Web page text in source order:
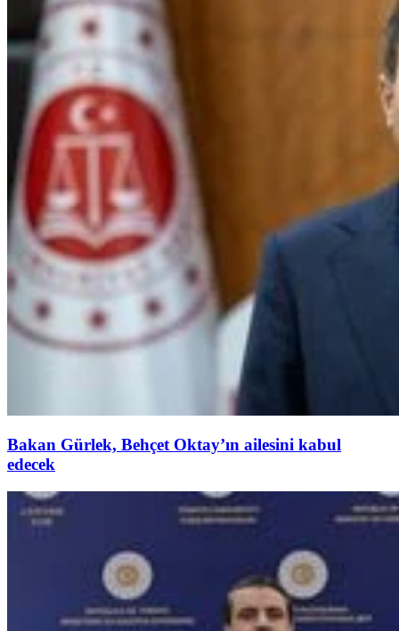
Bakan Gürlek, Behçet Oktay’ın ailesini kabul
edecek